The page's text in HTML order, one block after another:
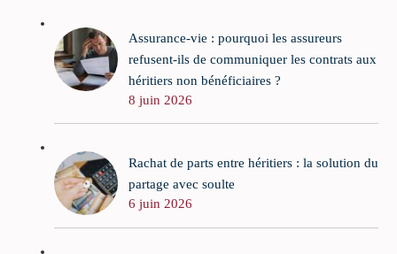
Assurance-vie : pourquoi les assureurs
refusent-ils de communiquer les contrats aux
héritiers non bénéficiaires ?
8 juin 2026
Rachat de parts entre héritiers : la solution du
partage avec soulte
6 juin 2026